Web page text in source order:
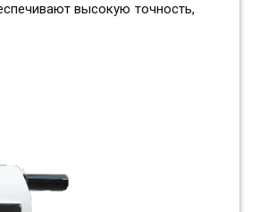
высокую точность,